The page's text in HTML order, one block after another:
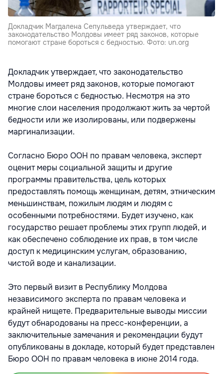
Докладчик Магдалена Сепульведа утверждает, что
законодательство Молдовы имеет ряд законов, которые
помогают стране бороться с бедностью. Фото: un.org
Докладчик утверждает, что законодательство
Молдовы имеет ряд законов, которые помогают
стране бороться с бедностью. Несмотря на это
многие слои населения продолжают жить за чертой
бедности или же изолированы, или подвержены
маргинализации.
Согласно Бюро ООН по правам человека, эксперт
оценит меры социальной защиты и другие
программы правительства, цель которых
предоставлять помощь женщинам, детям, этническим
меньшинствам, пожилым людям и людям с
особенными потребностями. Будет изучено, как
государство решает проблемы этих групп людей, и
как обеспечено соблюдение их прав, в том числе
доступ к медицинским услугам, образованию,
чистой воде и канализации.
Это первый визит в Республику Молдова
независимого эксперта по правам человека и
крайней нищете. Предварительные выводы миссии
будут обнародованы на пресс-конференции, а
заключительные замечания и рекомендации будут
опубликованы в докладе, который будет представлен
Бюро ООН по правам человека в июне 2014 года.